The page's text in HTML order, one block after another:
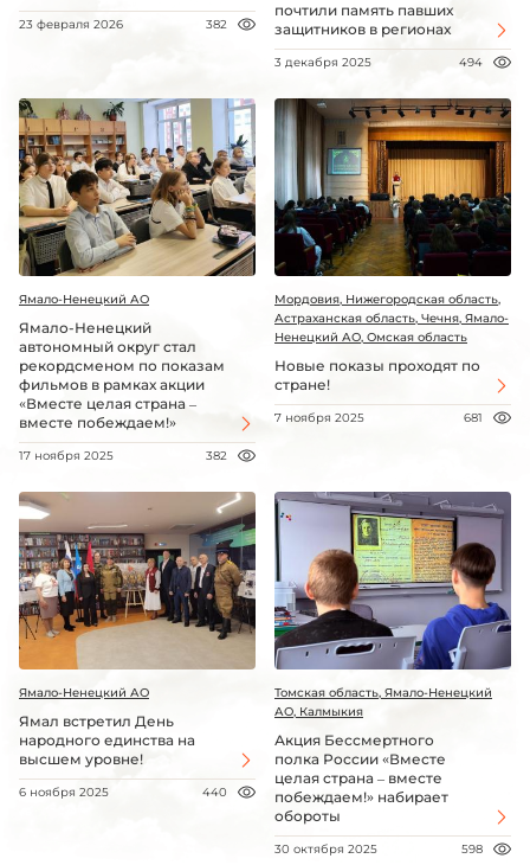
23 февраля 2026 382
почтили память павших
защитников в регионах
3 декабря 2025 494
Ямало-Ненецкий АО
Ямало-Ненецкий
автономный округ стал
рекордсменом по показам
фильмов в рамках акции
«Вместе целая страна –
вместе побеждаем!»
17 ноября 2025 382
Мордовия, Нижегородская область,
Астраханская область, Чечня, Ямало-
Ненецкий АО, Омская область
Новые показы проходят по
стране!
7 ноября 2025 681
Ямало-Ненецкий АО
Ямал встретил День
народного единства на
высшем уровне!
6 ноября 2025 440
Томская область, Ямало-Ненецкий
АО, Калмыкия
Акция Бессмертного
полка России «Вместе
целая страна – вместе
побеждаем!» набирает
обороты
30 октября 2025 598